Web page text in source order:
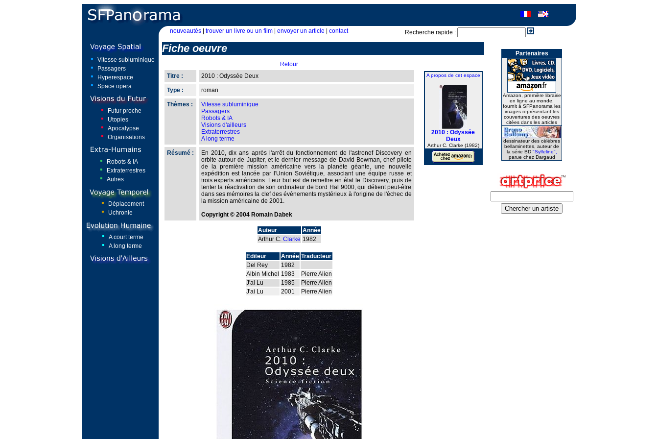
nouveautés| trouver un livre ou un film| envoyer un article contact Recherche rapide :
Vitesse subluminique
Passagers
Hyperespace
Space opera
Futur proche
Utopies
Apocalypse
Organisations
Robots & IA
Extraterrestres
Autres
Déplacement
Uchronie
A court terme
A long terme
Fiche oeuvre
Retour
Titre :
2010 : Odyssée Deux
Type : roman
Thèmes :
Vitesse subluminique
Passagers
Robots & IA
Visions d'ailleurs
Extraterrestres
A long terme
Résumé :
En 2010, dix ans après l'arrêt du fonctionnement de l'astronef Discovery en
orbite autour de Jupiter, et le dernier message de David Bowman, chef pilote
de la première mission américaine vers la planète géante, une nouvelle
expédition est lancée par l'Union Soviétique, associant une équipe russe et
trois experts américains. Leur but est de remettre en état le Discovery, puis de
tenter la réactivation de son ordinateur de bord Hal 9000, qui détient peut-être
dans ses mémoires la clef des événements mystérieux à l'origine de l'échec de
la mission américaine de 2001.
Copyright © 2004 Romain Dabek
Auteur
Année
Arthur C. Clarke 1982
Editeur Année Traducteur
Del Rey
1982
Albin Michel
1983
Pierre Alien
J'ai Lu
1985
Pierre Alien
J'ai Lu
2001 Pierre Alien
A propos de cet espace
2010 : Odyssée
Deux
Arthur C. Clarke (1982)
Partenaires
Amazon, première librairie
en ligne au monde,
fournit à SFPanorama les
images représentant les
couvertures des oeuvres
citées dans les articles
dessinateur des célèbres
bellaminettes, auteur de
la série BD "Sylfeline",
parue chez Dargaud